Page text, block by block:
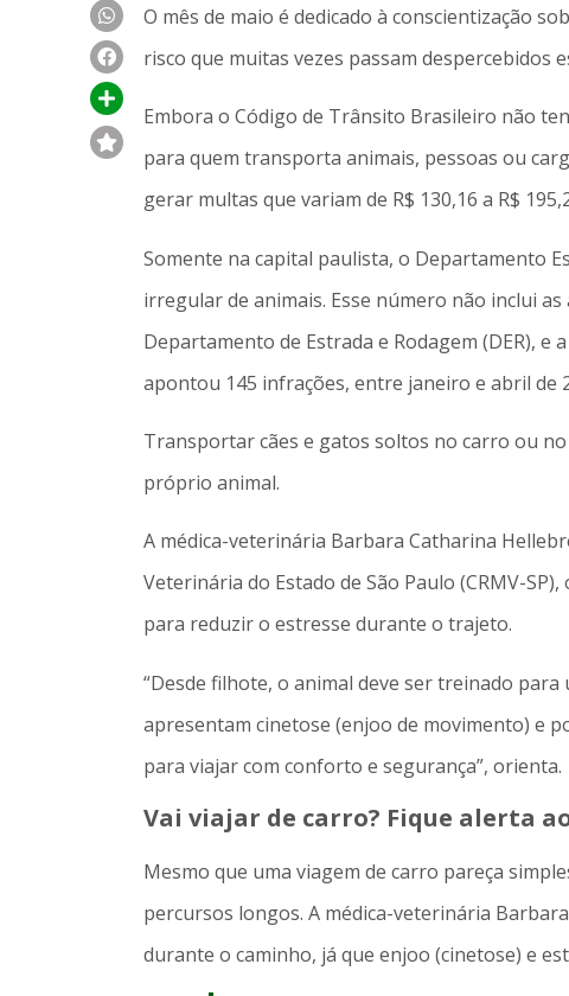
O mês de maio é dedicado à conscientização
risco que muitas vezes passam despercebidos
Embora o Código de Trânsito Brasileiro não
para quem transporta animais, pessoas ou
gerar multas que variam de R$ 130,16 a R$
Somente na capital paulista, o Departamento
irregular de animais. Esse número não inclui
Departamento de Estrada e Rodagem (DER), e
apontou 145 infrações, entre janeiro e abril de
Transportar cães e gatos soltos no carro ou
próprio animal.
A médica-veterinária Barbara Catharina
Veterinária do Estado de São Paulo (CRMV-
para reduzir o estresse durante o trajeto.
“Desde filhote, o animal deve ser treinado
apresentam cinetose (enjoo de movimento) e
para viajar com conforto e segurança”, orienta.
Vai viajar de carro? Fique alerta
Mesmo que uma viagem de carro pareça
percursos longos. A médica-veterinária
durante o caminho, já que enjoo (cinetose) e